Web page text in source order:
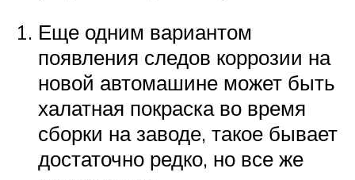
Еще одним вариантом
появления следов коррозии на
новой автомашине может быть
халатная покраска во время
сборки на заводе, такое бывает
достаточно редко, но все же